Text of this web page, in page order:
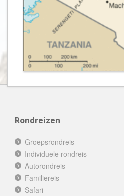
Rondreizen
Groepsrondreis
Individuele rondreis
Autorondreis
Familiereis
Safari